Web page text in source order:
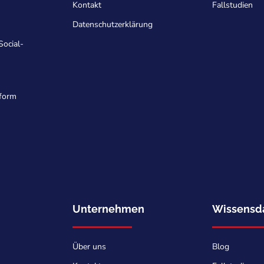
Kontakt
Datenschutzerklärung
Fallstudien
Unternehmen
Über uns
Blog